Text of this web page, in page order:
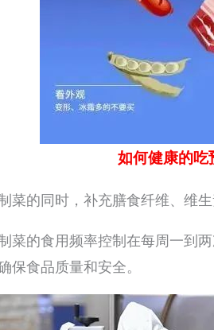
如何健康的吃
菜的同时，补充膳食纤维、维
菜的食用频率控制在每周一到
食品质量和安全。